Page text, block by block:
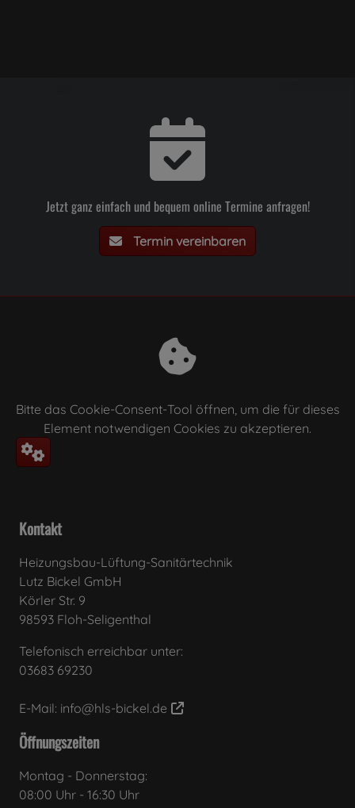
Jetzt ganz einfach und bequem online Termine anfragen!
Termin vereinbaren
Bitte das Cookie-Consent-Tool öffnen, um die für dieses
Element notwendigen Cookies zu akzeptieren.
Kontakt
Heizungsbau-Lüftung-Sanitärtechnik
Lutz Bickel GmbH
Körler Str. 9
98593 Floh-Seligenthal
Telefonisch erreichbar unter:
03683 69230
E-Mail: info@hls-bickel.de
Öffnungszeiten
Montag - Donnerstag:
08:00 Uhr - 16:30 Uhr